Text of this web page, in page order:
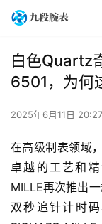
白色Quartz
6501，为何
2025年6月11日 20:27
在高级制表领域
卓越的工艺和
MILLE再次推出
双秒追针计时